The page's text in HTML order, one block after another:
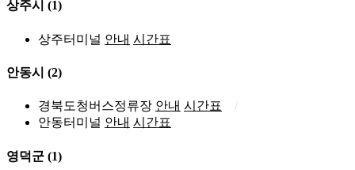
상주시 (1)
상주터미널 안내 시간표
안동시 (2)
경북도청버스정류장 안내 시간표
안동터미널 안내 시간표
영덕군 (1)